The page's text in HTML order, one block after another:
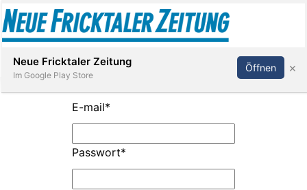
Abonnieren Anmelden
E-mail*
Passwort*
Neue Fricktaler Zeitung
Im Google Play Store
Öffnen ×